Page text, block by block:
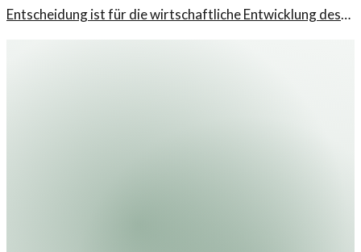
Entscheidung ist für die wirtschaftliche Entwicklung des
Landes von Bedeutung.